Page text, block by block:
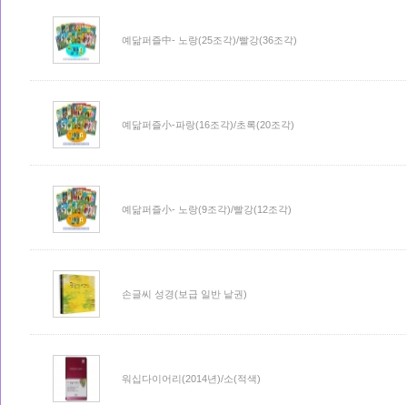
예닮퍼즐中- 노랑(25조각)/빨강(36조각)
예닮퍼즐小-파랑(16조각)/초록(20조각)
예닮퍼즐小- 노랑(9조각)/빨강(12조각)
손글씨 성경(보급 일반 낱권)
워십다이어리(2014년)/소(적색)